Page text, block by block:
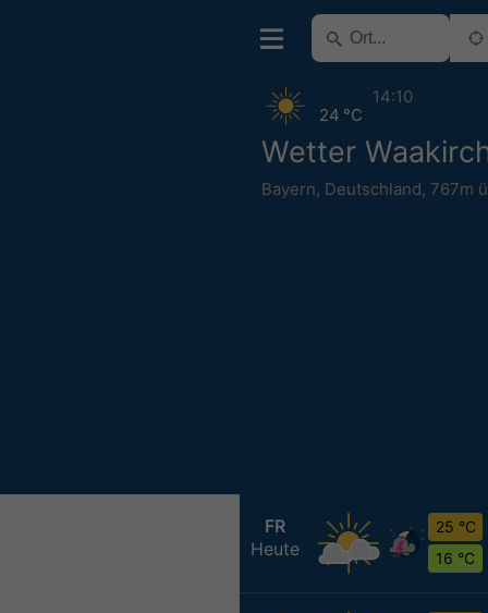
Wetter
Bayern, Deutschland, 767m
24 °C
14:10
FR
Heute
25 °C
16 °C